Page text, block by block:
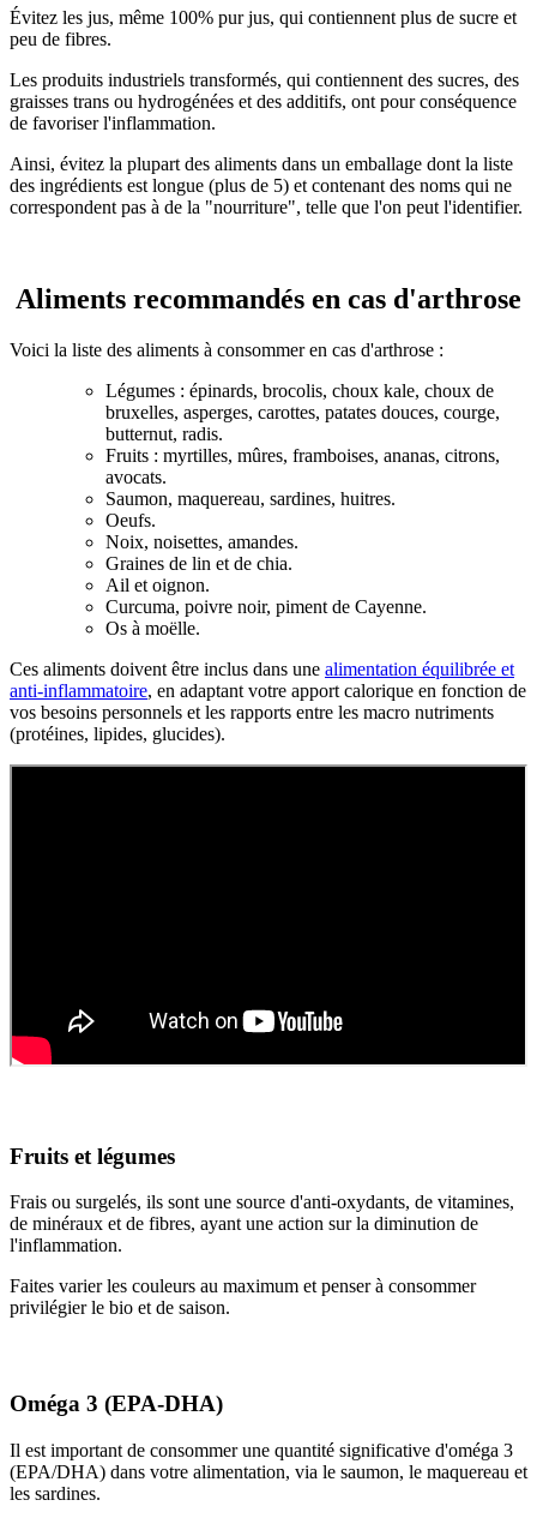
Évitez les jus, même 100% pur jus, qui contiennent plus de sucre et
peu de fibres.
Les produits industriels transformés, qui contiennent des sucres, des
graisses trans ou hydrogénées et des additifs, ont pour conséquence
de favoriser l'inflammation.
Ainsi, évitez la plupart des aliments dans un emballage dont la liste
des ingrédients est longue (plus de 5) et contenant des noms qui ne
correspondent pas à de la "nourriture", telle que l'on peut l'identifier.
Aliments recommandés en cas d'arthrose
Voici la liste des aliments à consommer en cas d'arthrose :
Légumes : épinards, brocolis, choux kale, choux de
bruxelles, asperges, carottes, patates douces, courge,
butternut, radis.
Fruits : myrtilles, mûres, framboises, ananas, citrons,
avocats.
Saumon, maquereau, sardines, huitres.
Oeufs.
Noix, noisettes, amandes.
Graines de lin et de chia.
Ail et oignon.
Curcuma, poivre noir, piment de Cayenne.
Os à moëlle.
Ces aliments doivent être inclus dans une alimentation équilibrée et
anti-inflammatoire, en adaptant votre apport calorique en fonction de
vos besoins personnels et les rapports entre les macro nutriments
(protéines, lipides, glucides).
Fruits et légumes
Frais ou surgelés, ils sont une source d'anti-oxydants, de vitamines,
de minéraux et de fibres, ayant une action sur la diminution de
l'inflammation.
Faites varier les couleurs au maximum et penser à consommer
privilégier le bio et de saison.
Oméga 3 (EPA-DHA)
Il est important de consommer une quantité significative d'oméga 3
(EPA/DHA) dans votre alimentation, via le saumon, le maquereau et
les sardines.